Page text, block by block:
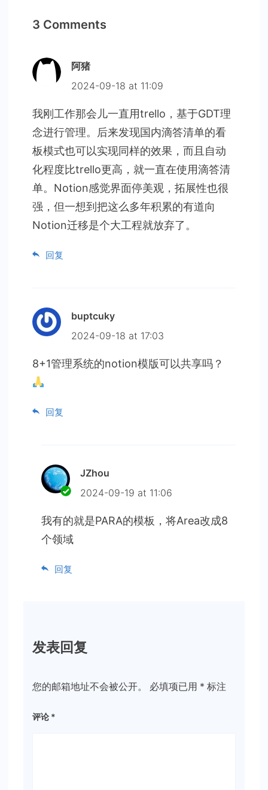
3 Comments
阿猪
2024-09-18 at 11:09
我刚工作那会儿一直用trello，基于GDT理
念进行管理。后来发现国内滴答清单的看
板模式也可以实现同样的效果，而且自动
化程度比trello更高，就一直在使用滴答清
单。Notion感觉界面停美观，拓展性也很
强，但一想到把这么多年积累的有道向
Notion迁移是个大工程就放弃了。
回复
buptcuky
2024-09-18 at 17:03
8+1管理系统的notion模版可以共享吗？
回复
JZhou
2024-09-19 at 11:06
我有的就是PARA的模板，将Area改成8
个领域
回复
发表回复
您的邮箱地址不会被公开。 必填项已用 * 标注
评论 *